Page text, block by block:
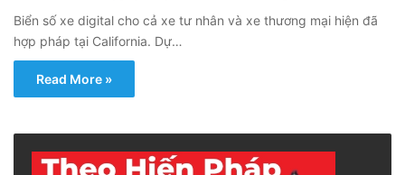
Biển số xe digital cho cả xe tư nhân và xe thương mại hiện đã
hợp pháp tại California. Dự…
Read More »